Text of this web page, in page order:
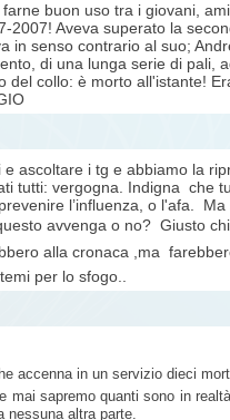
buon uso tra i giovani,
Aveva superato la
senso contrario al suo;
di una lunga serie di pali,
collo: è morto all'istante!
ascoltare i tg e abbiamo la
tutti: vergogna. Indigna che
l’influenza, o l'afa.
avvenga o no? Giusto
alla cronaca ,ma
per lo sfogo..
accenna in un servizio dieci
sapremo quanti sono in
nessuna altra parte.